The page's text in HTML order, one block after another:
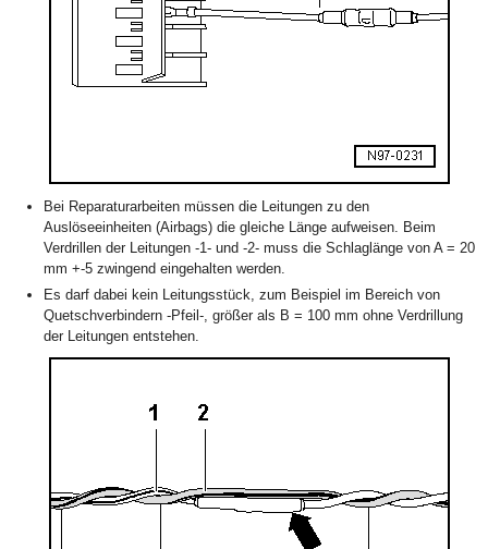
Bei Reparaturarbeiten müssen die Leitungen zu den
Auslöseeinheiten (Airbags) die gleiche Länge aufweisen. Beim
Verdrillen der Leitungen -1- und -2- muss die Schlaglänge von A = 20
mm +-5 zwingend eingehalten werden.
Es darf dabei kein Leitungsstück, zum Beispiel im Bereich von
Quetschverbindern -Pfeil-, größer als B = 100 mm ohne Verdrillung
der Leitungen entstehen.